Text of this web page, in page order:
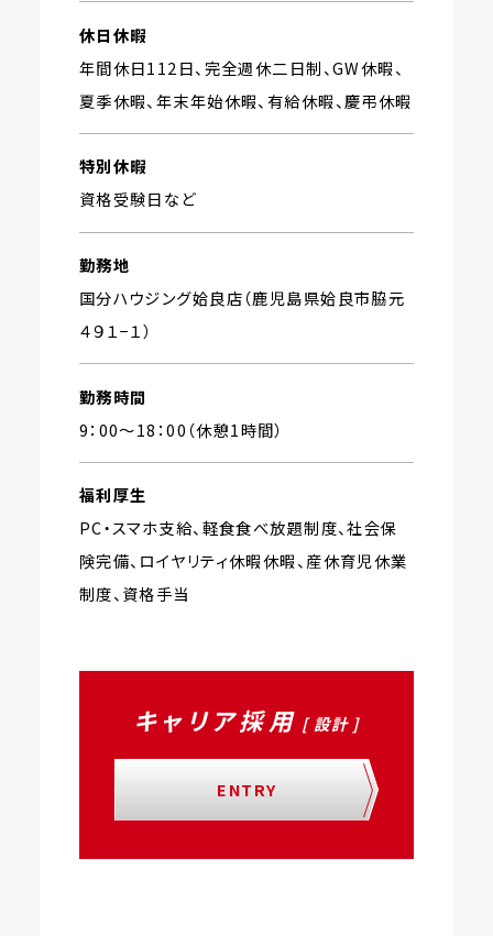
休日休暇
年間休日112日、完全週休二日制、GW休暇、
夏季休暇、年末年始休暇、有給休暇、慶弔休暇
特別休暇
資格受験日など
勤務地
国分ハウジング姶良店（鹿児島県姶良市脇元
４９１−１）
勤務時間
9：00〜18：00（休憩1時間）
福利厚生
PC・スマホ支給、軽食食べ放題制度、社会保
険完備、ロイヤリティ休暇休暇、産休育児休業
制度、資格手当
キャリア採用 [ 設計 ]
ENTRY